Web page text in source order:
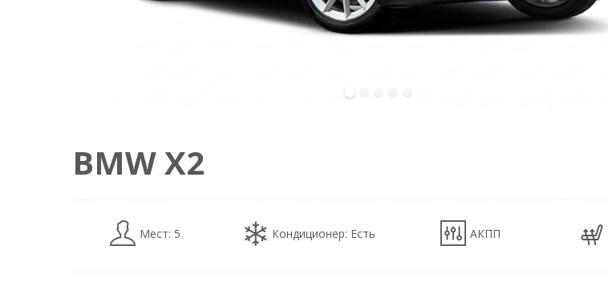
BMW X2
Мест: 5 Кондиционер: Есть АКПП